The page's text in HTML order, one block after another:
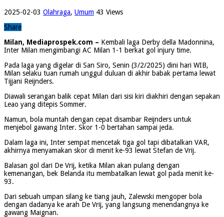
2025-02-03 Olahraga, Umum 43 Views
Share
Milan, Mediaprospek.com – Kembali laga Derby della Madonnina,
Inter Milan mengimbangi AC Milan 1-1 berkat gol injury time.
Pada laga yang digelar di San Siro, Senin (3/2/2025) dini hari WIB,
Milan selaku tuan rumah unggul duluan di akhir babak pertama lewat
Tijjani Reijnders.
Diawali serangan balik cepat Milan dari sisi kiri diakhiri dengan sepakan
Leao yang ditepis Sommer.
Namun, bola muntah dengan cepat disambar Reijnders untuk
menjebol gawang Inter. Skor 1-0 bertahan sampai jeda.
Dalam laga ini, Inter sempat mencetak tiga gol tapi dibatalkan VAR,
akhirnya menyamakan skor di menit ke-93 lewat Stefan de Vrij.
Balasan gol dari De Vrij, ketika Milan akan pulang dengan
kemenangan, bek Belanda itu membatalkan lewat gol pada menit ke-
93.
Dari sebuah umpan silang ke tiang jauh, Zalewski mengoper bola
dengan dadanya ke arah De Vrij, yang langsung menendangnya ke
gawang Maignan.